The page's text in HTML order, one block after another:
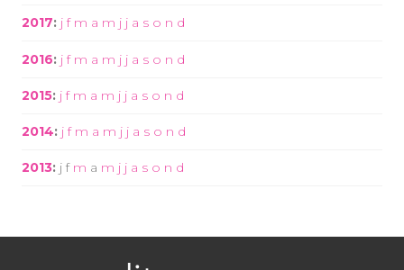
2017: j f m a m j j a s o n d
2016: j f m a m j j a s o n d
2015: j f m a m j j a s o n d
2014: j f m a m j j a s o n d
2013: j f m a m j j a s o n d